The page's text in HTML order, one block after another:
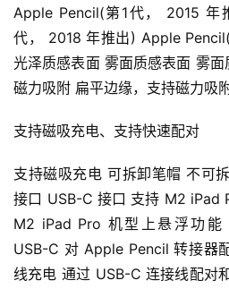
Apple Pencil(第1代， 2015
代， 2018 年推出) Apple
光泽质感表面 雾面质感表面 雾
磁力吸附 扁平边缘，支持磁力吸
支持磁吸充电、支持快速配对
支持磁吸充电 可拆卸笔帽 不可
接口 USB-C 接口 支持 M2 iPad
M2 iPad Pro 机型上悬浮功
USB-C 对 Apple Pencil 转接器
线充电 通过 USB-C 连接线配对